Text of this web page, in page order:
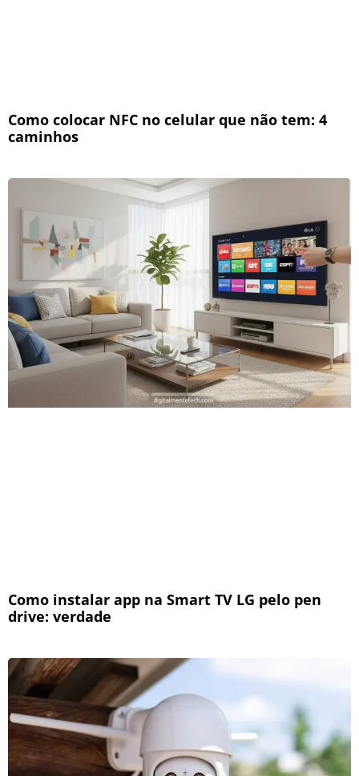
Como colocar NFC no celular que não tem: 4
caminhos
Como instalar app na Smart TV LG pelo pen
drive: verdade